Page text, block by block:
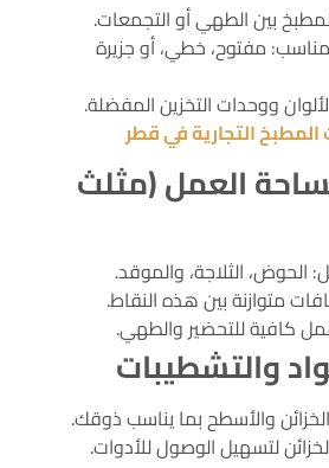
بين الطهي أو التجمعات.
مفتوح، خطي، أو جزيرة
ووحدات التخزين المفضلة.
التجارية في قطر
العمل (مثلث
الحوض، الثلاجة، والموقد.
متوازنة بين هذه النقاط.
كافية للتحضير والطهي.
والأسطح بما يناسب ذوقك.
لتسهيل الوصول للأدوات.